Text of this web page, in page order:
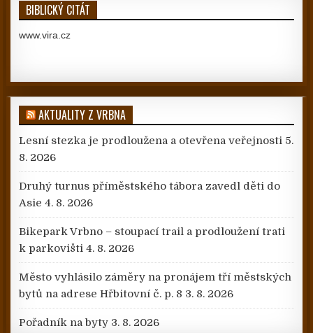
BIBLICKÝ CITÁT
www.vira.cz
AKTUALITY Z VRBNA
Lesní stezka je prodloužena a otevřena veřejnosti 5.
8. 2026
Druhý turnus příměstského tábora zavedl děti do
Asie 4. 8. 2026
Bikepark Vrbno – stoupací trail a prodloužení trati
k parkovišti 4. 8. 2026
Město vyhlásilo záměry na pronájem tří městských
bytů na adrese Hřbitovní č. p. 8 3. 8. 2026
Pořadník na byty 3. 8. 2026